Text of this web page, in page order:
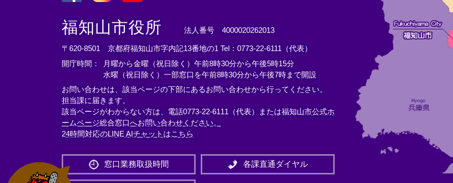
外
部
リ
ン
ク
外
部
リ
ン
ク
外
部
リ
ン
ク
＞
福知山市役所 法人番号 4000020262013
〒620-8501 京都府福知山市字内記13番地の1 Tel：0773-22-6111（代表）
開庁時間： 月曜から金曜（祝日除く）午前8時30分から午後5時15分
水曜（祝日除く）一部窓口を午前8時30分から午後7時まで開設
お問い合わせは、該当ページの下部にあるお問い合わせから行ってください。
担当課に届きます。
該当ページがわからない方は、電話0773-22-6111（代表）または福知山市公式ホ
ームページ総合窓口へお問い合わせください。
24時間対応のLINE AIチャットはこちら
外
部
リ
窓口業務取扱時間 各課直通ダイヤル